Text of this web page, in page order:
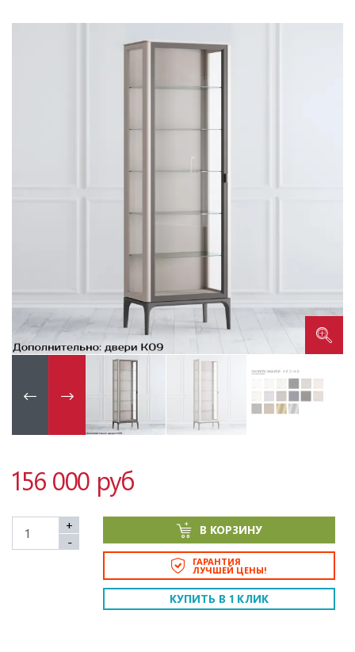
156 000 руб
+
-
В КОРЗИНУ
ГАРАНТИЯ
ЛУЧШЕЙ ЦЕНЫ!
КУПИТЬ В 1 КЛИК